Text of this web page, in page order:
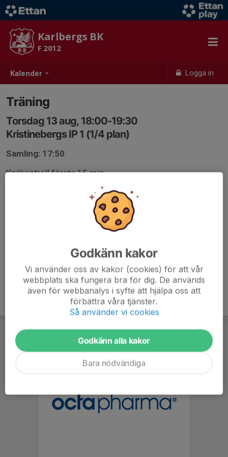
Kalender Logga in
Karlbergs BK
F 2012
Träning
Torsdag 13 aug, 18:00-19:30
Kristinebergs IP 1 (1/4 plan)
Samling: 17:50
Knäkontroll första 15 min.
Anmälan är öppen för lagets medlemmar.
Godkänn kakor
Vi använder oss av kakor (cookies) för att vår
webbplats ska fungera bra för dig. De används
även för webbanalys i syfte att hjälpa oss att
förbättra våra tjänster.
Så använder vi cookies
Godkänn alla kakor
Bara nödvändiga